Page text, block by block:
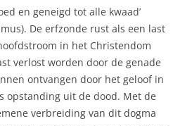
en geneigd tot alle kwaad’
De erfzonde rust als een last
in het Christendom
verlost worden door de genade
ontvangen door het geloof in
opstanding uit de dood. Met de
verbreiding van dit dogma